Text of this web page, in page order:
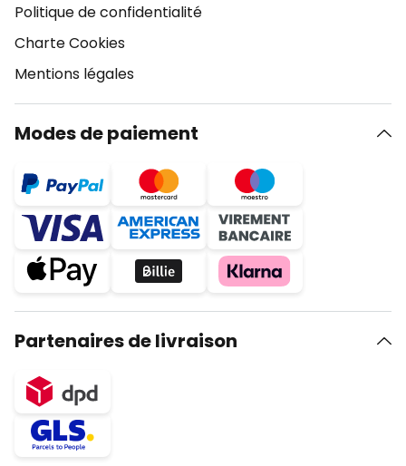
Politique de confidentialité
Charte Cookies
Mentions légales
Modes de paiement
Partenaires de livraison